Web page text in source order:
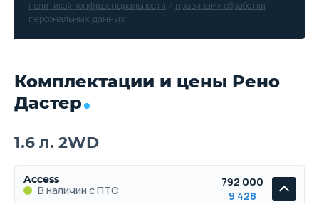
политикой конфиденциальности и правилами обработки
персональных данных
Комплектации и цены Рено
Дастер
1.6 л. 2WD
Access
В наличии с ПТС
792 000
9 428